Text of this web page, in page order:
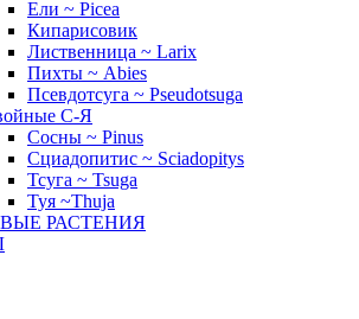
Ели ~ Picea
Кипарисовик
Лиственница ~ Larix
Пихты ~ Abies
Псевдотсуга ~ Pseudotsuga
С-Я
Сосны ~ Pinus
Сциадопитис ~ Sciadopitys
Тсуга ~ Tsuga
Туя ~Thuja
РАСТЕНИЯ